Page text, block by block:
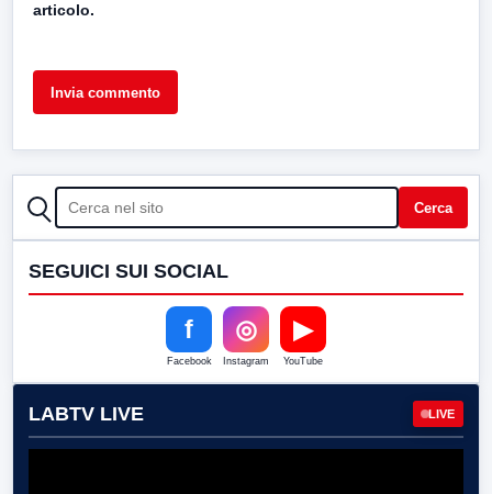
articolo.
CERCA Cerca
SEGUICI SUI SOCIAL
f
Facebook
◎
Instagram
▶
YouTube
LABTV LIVE LIVE